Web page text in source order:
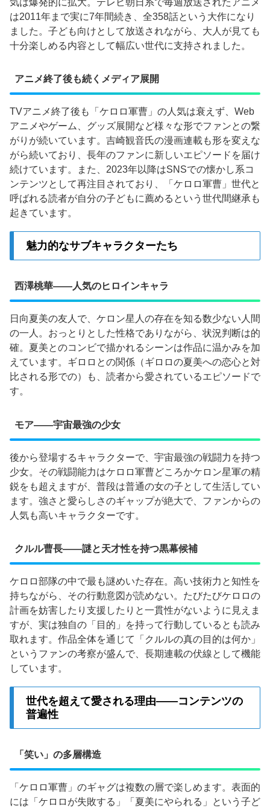
は2011年まで実に7年間続き、全358話という大作になり
ました。子ども向けとして放送されながら、大人が見ても
十分楽しめる内容として幅広い世代に支持されました。
アニメ終了後も続くメディア展開
TVアニメ終了後も「ケロロ軍曹」の人気は衰えず、Web
アニメやゲーム、グッズ展開など様々な形でファンとの繋
がりが続いています。吉崎観音氏の漫画連載も形を変えな
がら続いており、長年のファンに新しいエピソードを届け
続けています。また、2023年以降はSNSでの懐かし系コ
ンテンツとして再注目されており、「ケロロ軍曹」世代と
呼ばれる読者が自分の子どもに薦めるという世代間継承も
起きています。
魅力的なサブキャラクターたち
西澤桃華——人気のヒロインキャラ
日向夏美の友人で、ケロン星人の存在を知る数少ない人間
の一人。おっとりとした性格でありながら、状況判断は的
確。夏美とのコンビで描かれるシーンは作品に温かみを加
えています。ギロロとの関係（ギロロの夏美への恋心と対
比される形での）も、読者から愛されているエピソードで
す。
モア——宇宙最強の少女
後から登場するキャラクターで、宇宙最強の戦闘力を持つ
少女。その戦闘能力はケロロ軍曹どころかケロン星軍の精
鋭をも超えますが、普段は普通の女の子として生活してい
ます。強さと愛らしさのギャップが絶大で、ファンからの
人気も高いキャラクターです。
クルル曹長——謎と天才性を持つ黒幕候補
ケロロ部隊の中で最も謎めいた存在。高い技術力と知性を
持ちながら、その行動意図が読めない。たびたびケロロの
計画を妨害したり支援したりと一貫性がないように見えま
すが、実は独自の「目的」を持って行動しているとも読み
取れます。作品全体を通じて「クルルの真の目的は何か」
というファンの考察が盛んで、長期連載の伏線として機能
しています。
世代を超えて愛される理由——コンテンツの
普遍性
「笑い」の多層構造
「ケロロ軍曹」のギャグは複数の層で楽しめます。表面的
には「ケロロが失敗する」「夏美にやられる」という子ど